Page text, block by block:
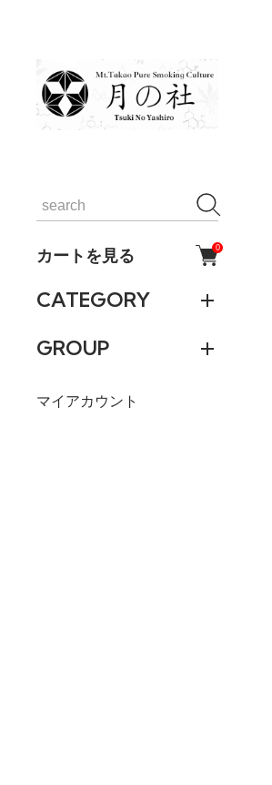
カートを見る 0
CATEGORY
GROUP
マイアカウント